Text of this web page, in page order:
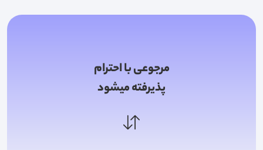
مرجوعی با احترام
پذیرفته میشود